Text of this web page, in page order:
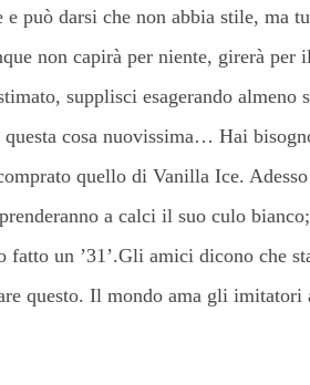
può darsi che non abbia stile, ma
non capirà per niente, girerà
supplisci esagerando
cosa nuovissima… Hai
quello di Vanilla Ice.
a calci il suo culo
fatto un ’31’.Gli amici dicono che
questo. Il mondo ama gli